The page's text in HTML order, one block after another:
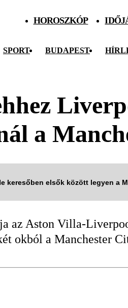
HOROSZKÓP
SPORT BUDAPEST
a
keresőben elsők között legyen a
az Aston Villa-
okból a Manchester